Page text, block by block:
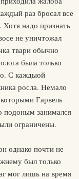
раз бросал все
Хотя надо признать
не уничтожал
твари обычно
была только
С каждыой
росла. Немало
Гарвель
подоным занимался
ограничены.
однако почти не
был только
мог лишь на время